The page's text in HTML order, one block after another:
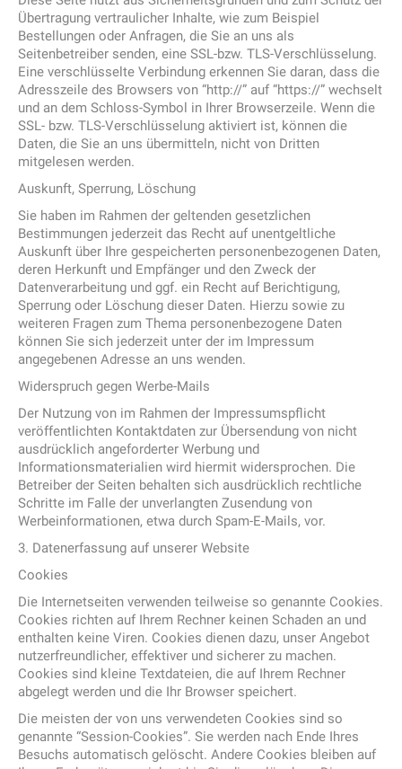
Übertragung vertraulicher Inhalte, wie zum Beispiel
Bestellungen oder Anfragen, die Sie an uns als
Seitenbetreiber senden, eine SSL-bzw. TLS-Verschlüsselung.
Eine verschlüsselte Verbindung erkennen Sie daran, dass die
Adresszeile des Browsers von “http://” auf “https://” wechselt
und an dem Schloss-Symbol in Ihrer Browserzeile. Wenn die
SSL- bzw. TLS-Verschlüsselung aktiviert ist, können die
Daten, die Sie an uns übermitteln, nicht von Dritten
mitgelesen werden.
Auskunft, Sperrung, Löschung
Sie haben im Rahmen der geltenden gesetzlichen
Bestimmungen jederzeit das Recht auf unentgeltliche
Auskunft über Ihre gespeicherten personenbezogenen Daten,
deren Herkunft und Empfänger und den Zweck der
Datenverarbeitung und ggf. ein Recht auf Berichtigung,
Sperrung oder Löschung dieser Daten. Hierzu sowie zu
weiteren Fragen zum Thema personenbezogene Daten
können Sie sich jederzeit unter der im Impressum
angegebenen Adresse an uns wenden.
Widerspruch gegen Werbe-Mails
Der Nutzung von im Rahmen der Impressumspflicht
veröffentlichten Kontaktdaten zur Übersendung von nicht
ausdrücklich angeforderter Werbung und
Informationsmaterialien wird hiermit widersprochen. Die
Betreiber der Seiten behalten sich ausdrücklich rechtliche
Schritte im Falle der unverlangten Zusendung von
Werbeinformationen, etwa durch Spam-E-Mails, vor.
3. Datenerfassung auf unserer Website
Cookies
Die Internetseiten verwenden teilweise so genannte Cookies.
Cookies richten auf Ihrem Rechner keinen Schaden an und
enthalten keine Viren. Cookies dienen dazu, unser Angebot
nutzerfreundlicher, effektiver und sicherer zu machen.
Cookies sind kleine Textdateien, die auf Ihrem Rechner
abgelegt werden und die Ihr Browser speichert.
Die meisten der von uns verwendeten Cookies sind so
genannte “Session-Cookies”. Sie werden nach Ende Ihres
Besuchs automatisch gelöscht. Andere Cookies bleiben auf